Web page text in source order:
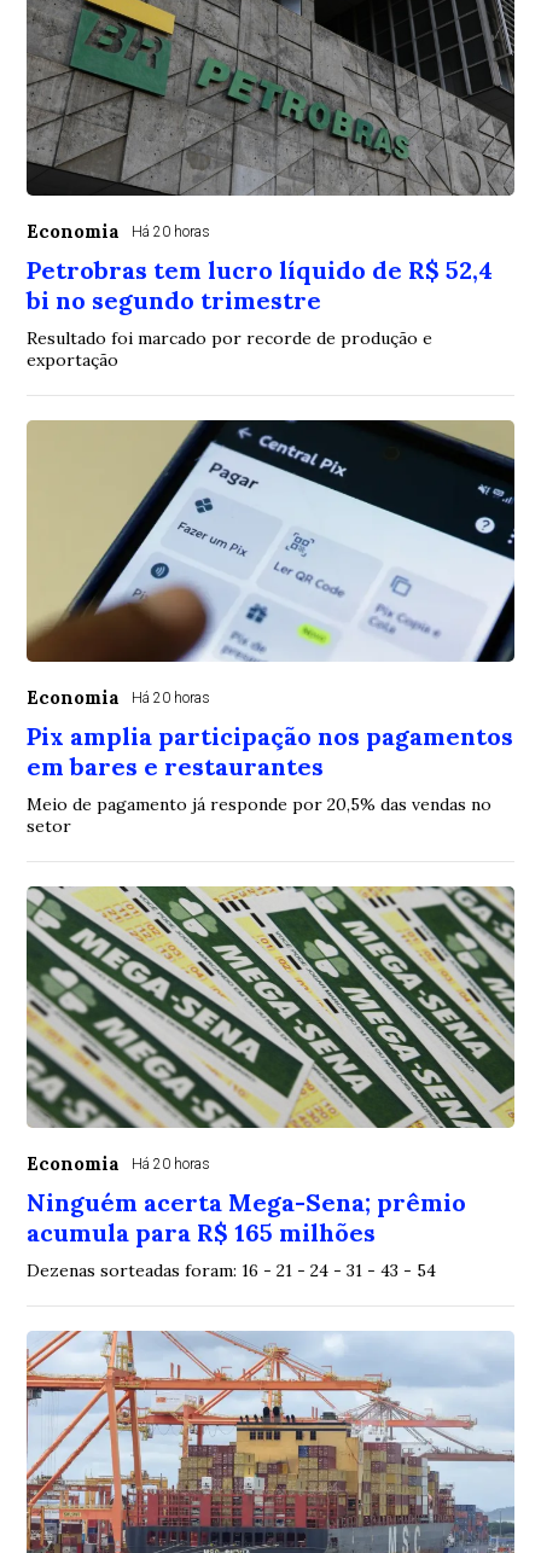
Economia Há 20 horas
Petrobras tem lucro líquido de R$ 52,4
bi no segundo trimestre
Resultado foi marcado por recorde de produção e
exportação
Economia Há 20 horas
Pix amplia participação nos pagamentos
em bares e restaurantes
Meio de pagamento já responde por 20,5% das vendas no
setor
Economia Há 20 horas
Ninguém acerta Mega-Sena; prêmio
acumula para R$ 165 milhões
Dezenas sorteadas foram: 16 - 21 - 24 - 31 - 43 - 54